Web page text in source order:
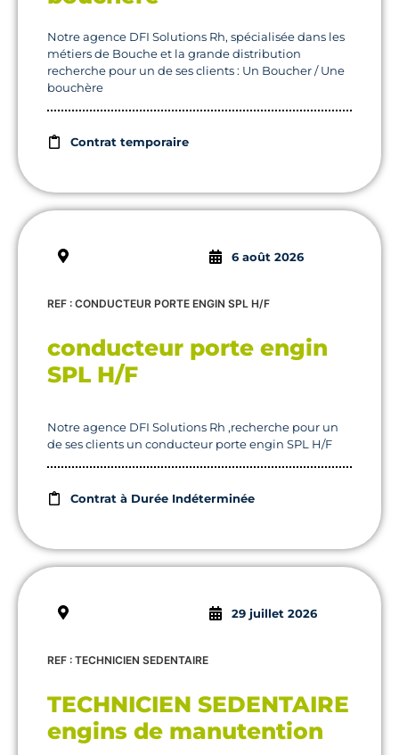
Notre agence DFI Solutions Rh, spécialisée dans les
métiers de Bouche et la grande distribution
recherche pour un de ses clients : Un Boucher / Une
bouchère
Contrat temporaire
6 août 2026
REF : CONDUCTEUR PORTE ENGIN SPL H/F
conducteur porte engin
SPL H/F
Notre agence DFI Solutions Rh ,recherche pour un
de ses clients un conducteur porte engin SPL H/F
Contrat à Durée Indéterminée
29 juillet 2026
REF : TECHNICIEN SEDENTAIRE
TECHNICIEN SEDENTAIRE
engins de manutention